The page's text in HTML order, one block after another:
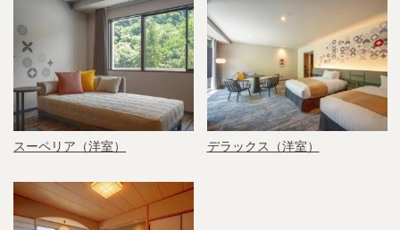
スーペリア（洋室） デラックス（洋室）